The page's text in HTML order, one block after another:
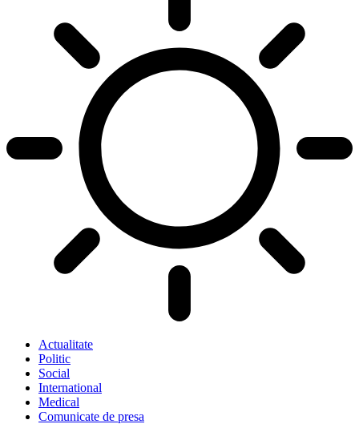
Actualitate
Politic
Social
International
Medical
Comunicate de presa